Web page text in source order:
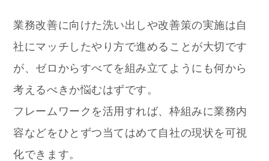
業務改善に向けた洗い出しや改善策の実施は自
社にマッチしたやり方で進めることが大切です
が、ゼロからすべてを組み立てようにも何から
考えるべきか悩むはずです。
フレームワークを活用すれば、枠組みに業務内
容などをひとずつ当てはめて自社の現状を可視
化できます。